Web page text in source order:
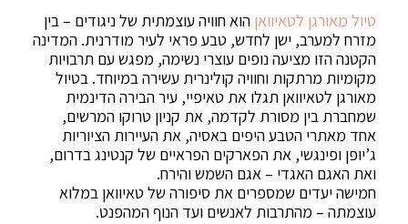
טיול מאורגן לטאיוואן הוא חוויה עוצמתית של ניגודים – בין
מזרח למערב, ישן לחדש, טבע פראי לעיר מודרנית. המדינה
הקטנה הזו מציעה נופים עוצרי נשימה, מפגש עם תרבויות
מקומיות מרתקות וחוויה קולינרית עשירה במיוחד. בטיול
מאורגן לטאיוואן תגלו את טאיפיי, עיר הבירה הדינמית
שמחברת בין מסורת לקדמה, את קניון טרוקו המרשים,
אחד מאתרי הטבע היפים באסיה, את העיירות הציוריות
ג’יופן ופינגשי, את הפארקים הפראיים של קנטינג בדרום,
ואת האגם האגדי – אגם השמש והירח.
חמישה יעדים שמספרים את סיפורה של טאיוואן במלוא
עוצמתה – מהתרבות לאנשים ועד הנוף המהפנט.